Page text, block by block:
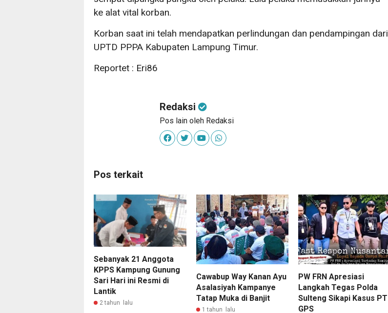
ke alat vital korban.
Korban saat ini telah mendapatkan perlindungan dan pendampingan dari
UPTD PPPA Kabupaten Lampung Timur.
Reportet : Eri86
Redaksi
Pos lain oleh Redaksi
Pos terkait
Sebanyak 21 Anggota
KPPS Kampung Gunung
Sari Hari ini Resmi di
Lantik
2 tahun lalu
Cawabup Way Kanan Ayu
Asalasiyah Kampanye
Tatap Muka di Banjit
1 tahun lalu
PW FRN Apresiasi
Langkah Tegas Polda
Sulteng Sikapi Kasus PT
GPS